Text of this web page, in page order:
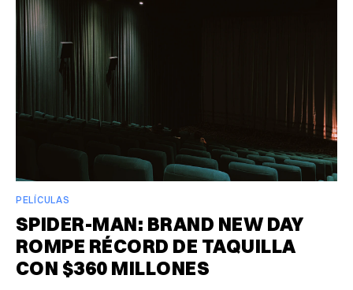
PELÍCULAS
SPIDER-MAN: BRAND NEW DAY
ROMPE RÉCORD DE TAQUILLA
CON $360 MILLONES